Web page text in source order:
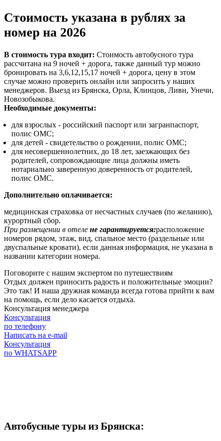
Стоимость указана в рублях за
номер на 2026
В стоимость тура входит: Стоимость автобусного тура
рассчитана на 9 ночей + дорога, также данный тур можно
бронировать на 3,6,12,15,17 ночей + дорога, цену в этом
случае можно проверить онлайн или запросить у наших
менеджеров. Выезд из Брянска, Орла, Клинцов, Ливн, Унечи,
Новозобыкова.
Необходимые документы:
для взрослых - российский паспорт или загранпаспорт,
полис ОМС;
для детей - свидетельство о рождении, полис ОМС;
для несовершеннолетних, до 18 лет, заезжающих без
родителей, сопровождающие лица должны иметь
нотариально заверенную доверенность от родителей,
полис ОМС.
Дополнительно оплачивается:
медицинская страховка от несчастных случаев (по желанию),
курортный сбор.
При размещении в отеле не гарантируется:расположение
номеров рядом, этаж, вид, спальное место (раздельные или
двуспальные кровати), если данная информация, не указана в
названии категории номера.
Поговорите с нашим экспертом по путешествиям
Отдых должен приносить радость и положительные эмоции?
Это так! И наша дружная команда всегда готова прийти к вам
на помощь, если дело касается отдыха.
Консультация менеджера
Консультация
по телефону
Написать на e-mail
Консультация
по WHATSAPP
Автобусные туры из Брянска: